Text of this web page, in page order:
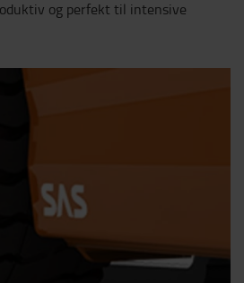
og perfekt til intensive